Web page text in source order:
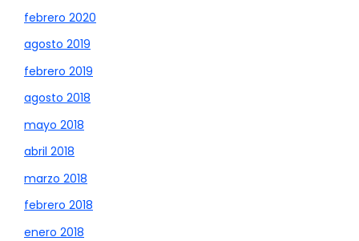
febrero 2020
agosto 2019
febrero 2019
agosto 2018
mayo 2018
abril 2018
marzo 2018
febrero 2018
enero 2018